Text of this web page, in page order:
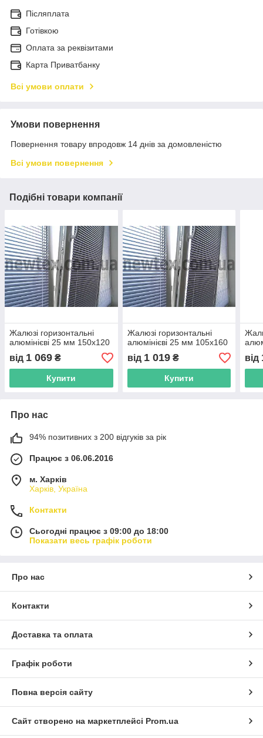
Післяплата
Готівкою
Оплата за реквізитами
Карта Приватбанку
Всі умови оплати
Умови повернення
Повернення товару впродовж 14 днів за домовленістю
Всі умови повернення
Подібні товари компанії
Жалюзі горизонтальні
алюмінієві 25 мм 150х120
від 1 069 ₴
Купити
Жалюзі горизонтальні
алюмінієві 25 мм 105х160
від 1 019₴
Купити
від
Про нас
94% позитивних з 200 відгуків за рік
Працює з 06.06.2016
м. Харків
Харків, Україна
Контакти
Сьогодні працює з 09:00 до 18:00
Показати весь графік роботи
Про нас
Контакти
Доставка та оплата
Графік роботи
Повна версія сайту
Сайт створено на маркетплейсі Prom.ua